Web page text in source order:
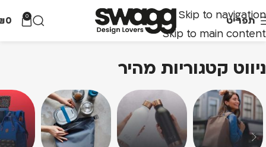
Skip to navigation
Skip to main content
תפריט 0
0
ניווט קטגוריות מהיר